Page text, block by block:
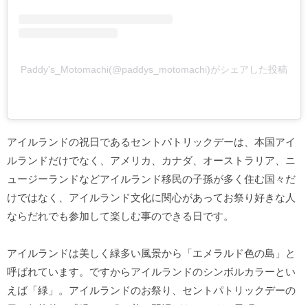
Paddy's_Motomachi(@paddys_motomachi)がシェアした投稿
アイルランドの祝日であるセントパトリックデーは、本国アイ
ルランドだけでなく、アメリカ、カナダ、オーストラリア、ニ
ュージーランドなどアイルランド移民の子孫が多く住む国々だ
けではなく、アイルランド文化に関心があってお祭り好きな人
ならだれでも参加して楽しむ事のできる日です。
アイルランドは美しく緑多い風景から「エメラルド色の島」と
呼ばれています。ですからアイルランドのシンボルカラーとい
えば「緑」。アイルランドのお祭り、セントパトリックデーの